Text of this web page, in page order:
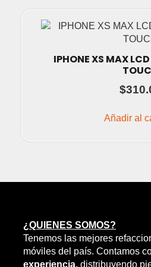
IPHONE XS MAX
$
Añadir al
¿QUIENES SOMOS?
Tenemos las mejores
móviles del país. Contamos
experiencia, distribuyendo